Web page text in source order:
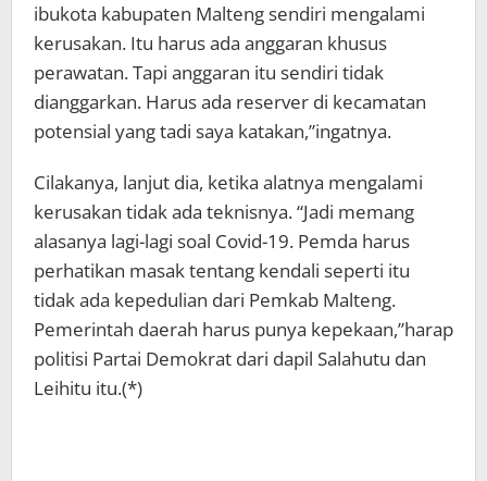
ibukota kabupaten Malteng sendiri mengalami
kerusakan. Itu harus ada anggaran khusus
perawatan. Tapi anggaran itu sendiri tidak
dianggarkan. Harus ada reserver di kecamatan
potensial yang tadi saya katakan,”ingatnya.
Cilakanya, lanjut dia, ketika alatnya mengalami
kerusakan tidak ada teknisnya. “Jadi memang
alasanya lagi-lagi soal Covid-19. Pemda harus
perhatikan masak tentang kendali seperti itu
tidak ada kepedulian dari Pemkab Malteng.
Pemerintah daerah harus punya kepekaan,”harap
politisi Partai Demokrat dari dapil Salahutu dan
Leihitu itu.(*)